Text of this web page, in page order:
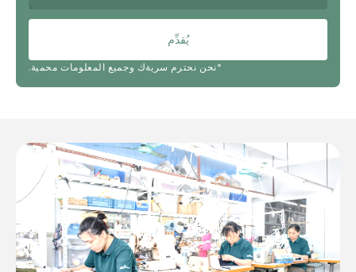
يُقدِّم
*نحن نحترم سريةك وجميع المعلومات محمية.